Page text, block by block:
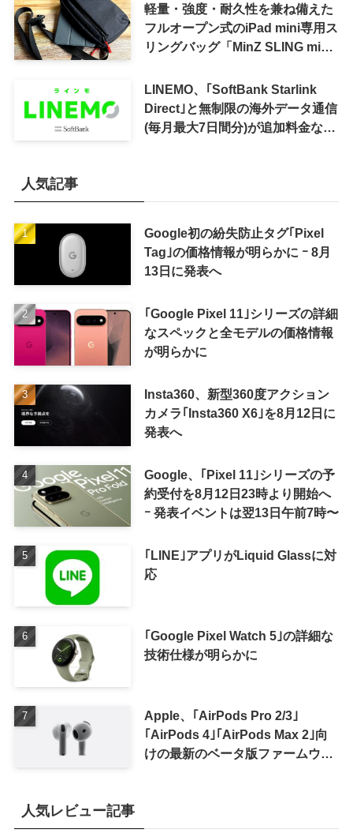
軽量・強度・耐久性を兼ね備えた
フルオープン式のiPad mini専用ス
リングバッグ「MinZ SLING mini
LINEMO、｢SoftBank Starlink
Direct｣と無制限の海外データ通信
(毎月最大7日間分)が追加料金なし
人気記事
Google初の紛失防止タグ｢Pixel
Tag｣の価格情報が明らかに ｰ 8月
13日に発表へ
｢Google Pixel 11｣シリーズの詳細
なスペックと全モデルの価格情報
が明らかに
Insta360、新型360度アクション
カメラ｢Insta360 X6｣を8月12日に
発表へ
Google、｢Pixel 11｣シリーズの予
約受付を8月12日23時より開始へ
ｰ 発表イベントは翌13日午前7時〜
｢LINE｣アプリがLiquid Glassに対
応
｢Google Pixel Watch 5｣の詳細な
技術仕様が明らかに
Apple、｢AirPods Pro 2/3｣
｢AirPods 4｣｢AirPods Max 2｣向
けの最新のベータ版ファームウェ
人気レビュー記事